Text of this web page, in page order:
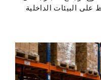
على البيئات الداخلية